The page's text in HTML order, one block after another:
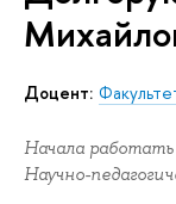
Доцент:
Начала
Научно-